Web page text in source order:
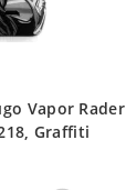
Vapor Rader
Graffiti